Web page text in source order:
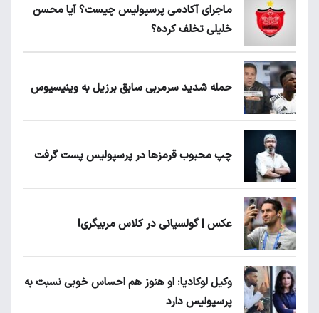
ماجرای آکادمی پرسپولیس چیست؟ آیا محسن
خلیلی تخلف کرده؟
حمله شدید سرمربی سابق برزیل به وینیسیوس
چپ محبوب قرمزها در پرسپولیس پست گرفت
عکس | گولسیانی در کلاس مربیگری!
وکیل لوکادیا: او هنوز هم احساس خوبی نسبت به
پرسپولیس دارد